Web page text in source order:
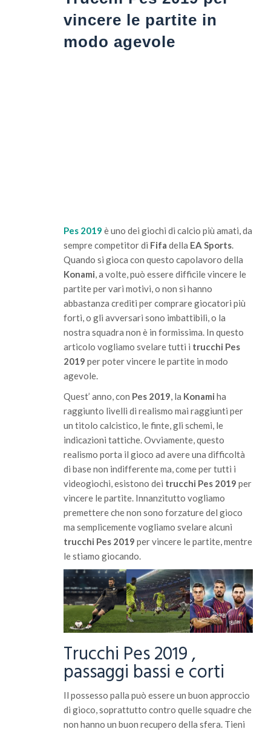
vincere le partite in
modo agevole
Pes 2019 è uno dei giochi di calcio più amati, da
sempre competitor di Fifa della EA Sports.
Quando si gioca con questo capolavoro della
Konami, a volte, può essere difficile vincere le
partite per vari motivi, o non si hanno
abbastanza crediti per comprare giocatori più
forti, o gli avversari sono imbattibili, o la
nostra squadra non è in formissima. In questo
articolo vogliamo svelare tutti i trucchi Pes
2019 per poter vincere le partite in modo
agevole.
Quest’ anno, con Pes 2019, la Konami ha
raggiunto livelli di realismo mai raggiunti per
un titolo calcistico, le finte, gli schemi, le
indicazioni tattiche. Ovviamente, questo
realismo porta il gioco ad avere una difficoltà
di base non indifferente ma, come per tutti i
videogiochi, esistono dei trucchi Pes 2019 per
vincere le partite. Innanzitutto vogliamo
premettere che non sono forzature del gioco
ma semplicemente vogliamo svelare alcuni
trucchi Pes 2019 per vincere le partite, mentre
le stiamo giocando.
Trucchi Pes 2019 ,
passaggi bassi e corti
Il possesso palla può essere un buon approccio
di gioco, soprattutto contro quelle squadre che
non hanno un buon recupero della sfera. Tieni